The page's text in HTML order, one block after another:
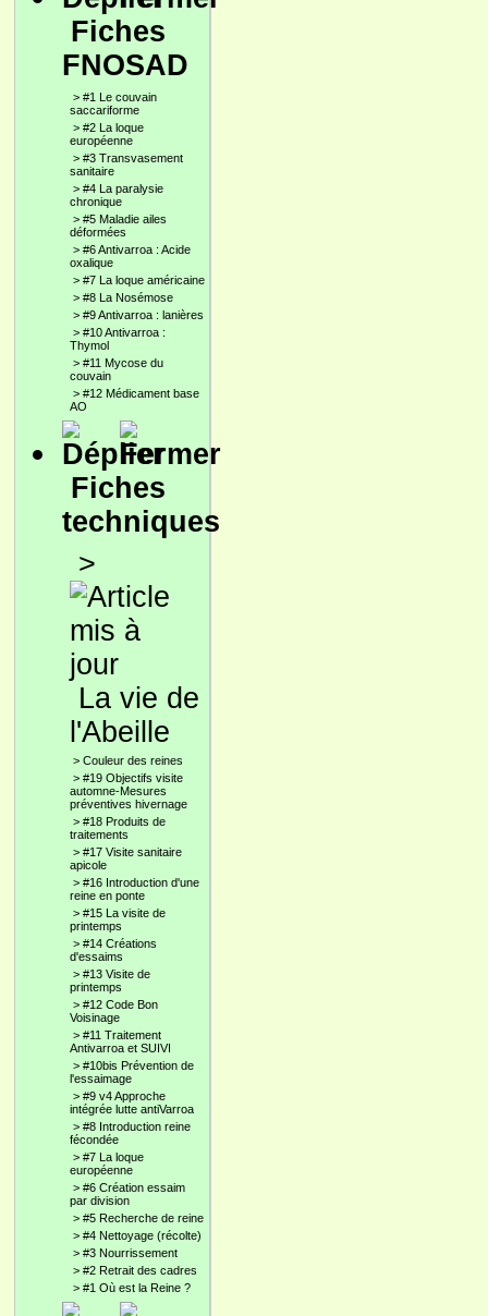
Fiches
FNOSAD
> #1 Le couvain
saccariforme
> #2 La loque
européenne
> #3 Transvasement
sanitaire
> #4 La paralysie
chronique
> #5 Maladie ailes
déformées
> #6 Antivarroa : Acide
oxalique
> #7 La loque américaine
> #8 La Nosémose
> #9 Antivarroa : lanières
> #10 Antivarroa :
Thymol
> #11 Mycose du
couvain
> #12 Médicament base
AO
Fiches
techniques
>
La vie de
l'Abeille
> Couleur des reines
> #19 Objectifs visite
automne-Mesures
préventives hivernage
> #18 Produits de
traitements
> #17 Visite sanitaire
apicole
> #16 Introduction d'une
reine en ponte
> #15 La visite de
printemps
> #14 Créations
d'essaims
> #13 Visite de
printemps
> #12 Code Bon
Voisinage
> #11 Traitement
Antivarroa et SUIVI
> #10bis Prévention de
l'essaimage
> #9 v4 Approche
intégrée lutte antiVarroa
> #8 Introduction reine
fécondée
> #7 La loque
européenne
> #6 Création essaim
par division
> #5 Recherche de reine
> #4 Nettoyage (récolte)
> #3 Nourrissement
> #2 Retrait des cadres
> #1 Où est la Reine ?